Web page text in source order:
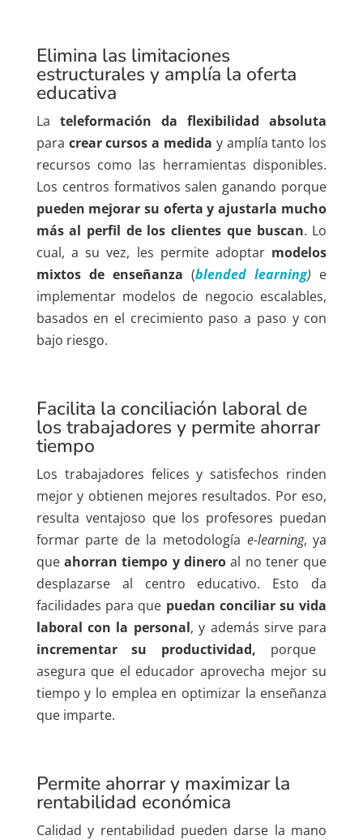
Elimina las limitaciones
estructurales y amplía la oferta
educativa
La teleformación da flexibilidad absoluta
para crear cursos a medida y amplía tanto los
recursos como las herramientas disponibles.
Los centros formativos salen ganando porque
pueden mejorar su oferta y ajustarla mucho
más al perfil de los clientes que buscan. Lo
cual, a su vez, les permite adoptar modelos
mixtos de enseñanza (blended learning) e
implementar modelos de negocio escalables,
basados en el crecimiento paso a paso y con
bajo riesgo.
Facilita la conciliación laboral de
los trabajadores y permite ahorrar
tiempo
Los trabajadores felices y satisfechos rinden
mejor y obtienen mejores resultados. Por eso,
resulta ventajoso que los profesores puedan
formar parte de la metodología e-learning, ya
queahorran tiempo y dinero al no tener que
desplazarse al centro educativo. Esto da
facilidades para que puedan conciliar su vida
laboral con la personal, y además sirve para
incrementar su productividad, porque
asegura que el educador aprovecha mejor su
tiempo y lo emplea en optimizar la enseñanza
que imparte.
Permite ahorrar y maximizar la
rentabilidad económica
Calidad y rentabilidad pueden darse la mano